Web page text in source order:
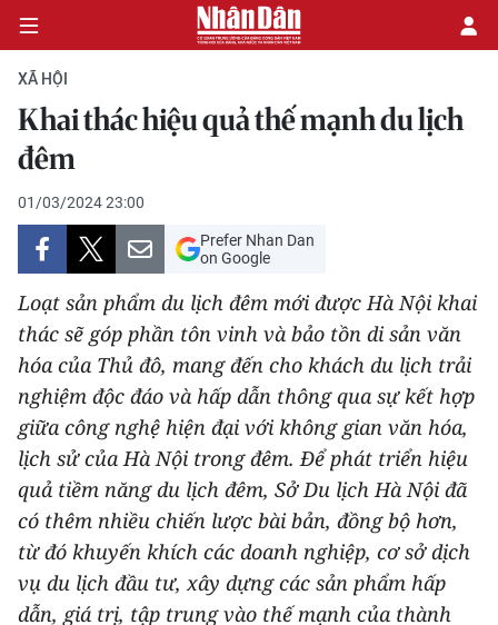
CHÍNH TRỊ
KINH TẾ
VĂN HÓA
XÃ HỘI
PHÁP LUẬT
DU LỊCH
THẾ GIỚI
THỂ THAO
GIÁO DỤC
XÃ HỘI
Khai thác hiệu quả thế mạnh du lịch
đêm
01/03/2024 23:00
Prefer Nhan Dan
on Google
Loạt sản phẩm du lịch đêm mới được Hà Nội khai
thác sẽ góp phần tôn vinh và bảo tồn di sản văn
hóa của Thủ đô, mang đến cho khách du lịch trải
nghiệm độc đáo và hấp dẫn thông qua sự kết hợp
giữa công nghệ hiện đại với không gian văn hóa,
lịch sử của Hà Nội trong đêm. Để phát triển hiệu
quả tiềm năng du lịch đêm, Sở Du lịch Hà Nội đã
có thêm nhiều chiến lược bài bản, đồng bộ hơn,
từ đó khuyến khích các doanh nghiệp, cơ sở dịch
vụ du lịch đầu tư, xây dựng các sản phẩm hấp
dẫn, giá trị, tập trung vào thế mạnh của thành